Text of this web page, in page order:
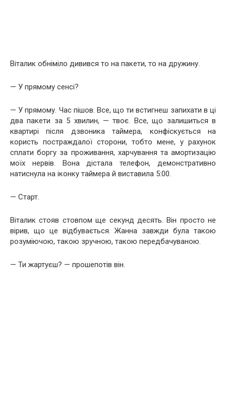
Віталик обніміло дивився то на пакети, то на дружину.
— У прямому сенсі?
— У прямому. Час пішов. Все, що ти встигнеш запихати в ці
два пакети за 5 хвилин, — твоє. Все, що залишиться в
квартирі після дзвоника таймера, конфіскується на
користь постраждалої сторони, тобто мене, у рахунок
сплати боргу за проживання, харчування та амортизацію
моїх нервів. Вона дістала телефон, демонстративно
натиснула на іконку таймера й виставила 5:00.
— Старт.
Віталик стояв стовпом ще секунд десять. Він просто не
вірив, що це відбувається. Жанна завжди була такою
розуміючою, такою зручною, такою передбачуваною.
— Ти жартуєш? — прошепотів він.